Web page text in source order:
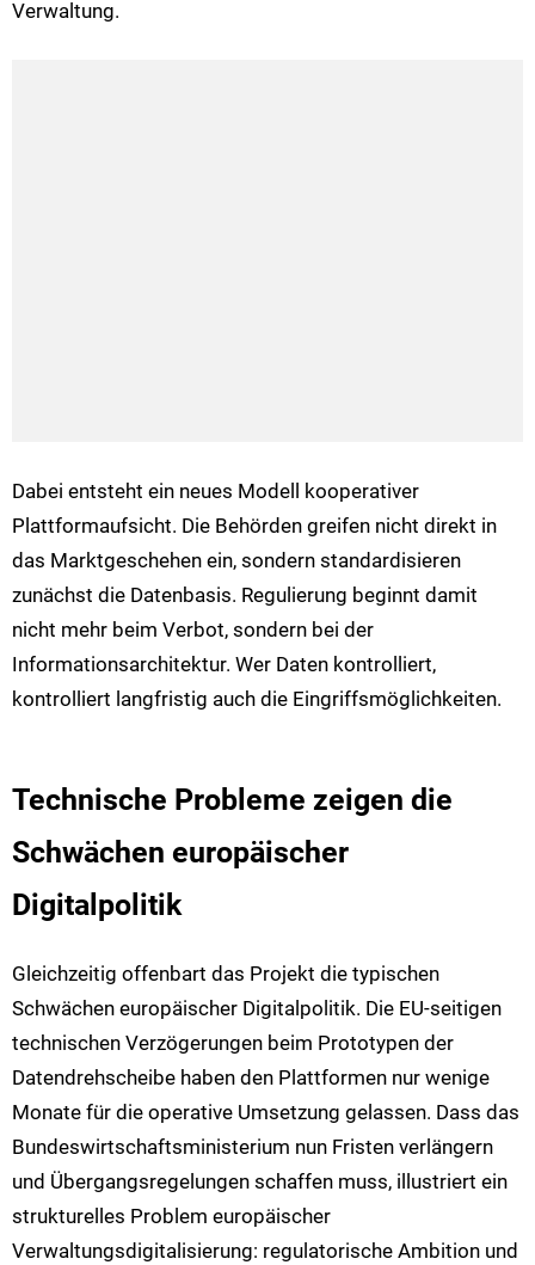
Verwaltung.
Dabei entsteht ein neues Modell kooperativer
Plattformaufsicht. Die Behörden greifen nicht direkt in
das Marktgeschehen ein, sondern standardisieren
zunächst die Datenbasis. Regulierung beginnt damit
nicht mehr beim Verbot, sondern bei der
Informationsarchitektur. Wer Daten kontrolliert,
kontrolliert langfristig auch die Eingriffsmöglichkeiten.
Technische Probleme zeigen die
Schwächen europäischer
Digitalpolitik
Gleichzeitig offenbart das Projekt die typischen
Schwächen europäischer Digitalpolitik. Die EU-seitigen
technischen Verzögerungen beim Prototypen der
Datendrehscheibe haben den Plattformen nur wenige
Monate für die operative Umsetzung gelassen. Dass das
Bundeswirtschaftsministerium nun Fristen verlängern
und Übergangsregelungen schaffen muss, illustriert ein
strukturelles Problem europäischer
Verwaltungsdigitalisierung: regulatorische Ambition und